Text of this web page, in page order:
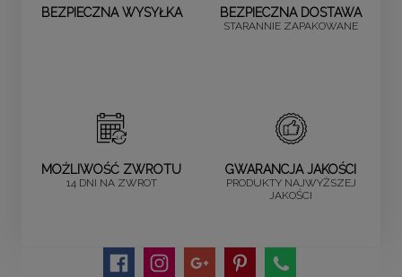
BEZPIECZNA WYSYŁKA BEZPIECZNA DOSTAWA
STARANNIE ZAPAKOWANE
MOŻLIWOŚĆ ZWROTU
14 DNI NA ZWROT
GWARANCJA JAKOŚCI
PRODUKTY NAJWYŻSZEJ
JAKOŚCI